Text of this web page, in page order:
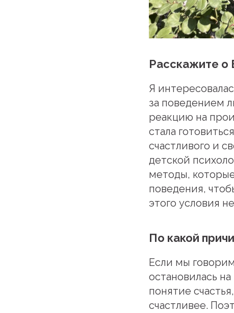
Расскажите о
Я
за поведением
реакцию на
стала
счастливого и
детской
методы,
поведения,
этого условия
По какой
Если мы
остановилась
понятие
счастливее.